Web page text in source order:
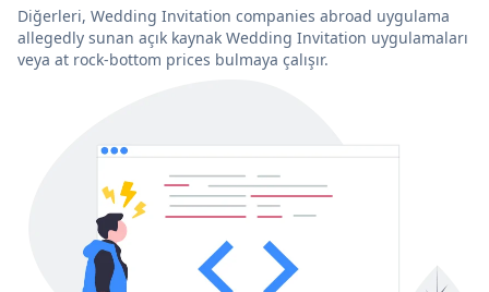
Diğerleri, Wedding Invitation companies abroad uygulama
allegedly sunan açık kaynak Wedding Invitation uygulamaları
veya at rock-bottom prices bulmaya çalışır.